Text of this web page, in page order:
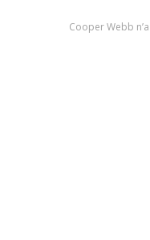
Cooper Webb